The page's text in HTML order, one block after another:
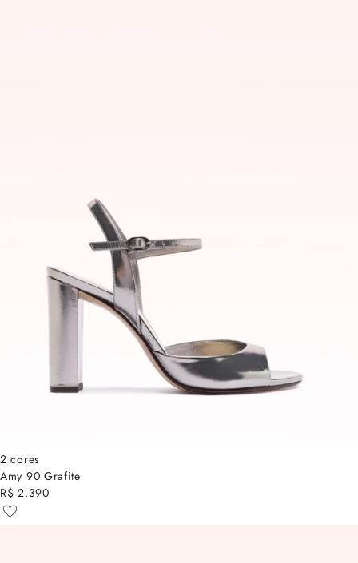
2 cores
Amy 90 Grafite
R$ 2.390